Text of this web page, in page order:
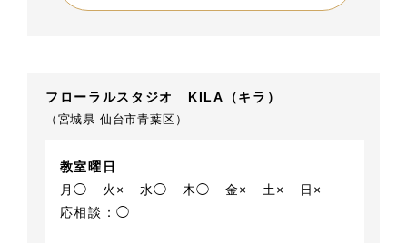
フローラルスタジオ KILA（キラ）
（宮城県 仙台市青葉区）
教室曜日
月◯
火× 水◯ 木◯ 金× 土×
日×
応相談：◯